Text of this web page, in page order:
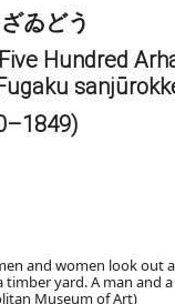
ゐどう
Hundred
and women look out
timber yard. A man
Museum of Art)